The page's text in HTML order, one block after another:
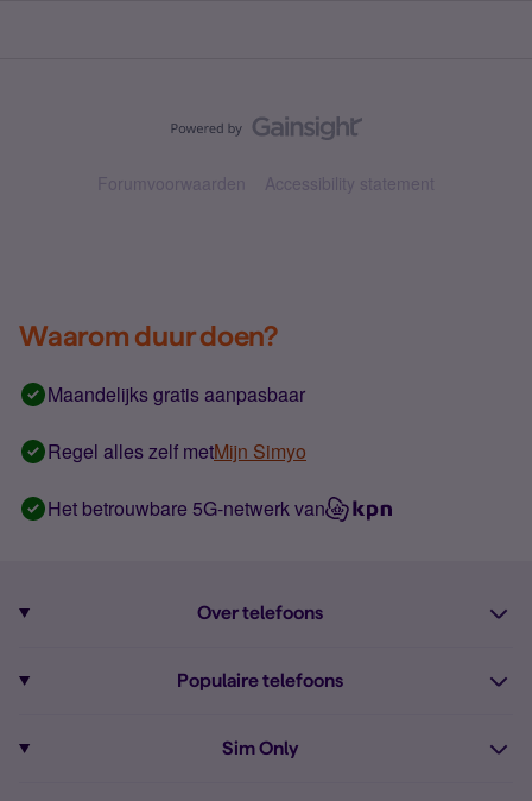
Forumvoorwaarden Accessibility statement
Waarom duur doen?
Maandelijks gratis aanpasbaar
Regel alles zelf metMijn Simyo
Het betrouwbare 5G-netwerk van
Over telefoons
Alle telefoons
Populaire telefoons
Sim Only